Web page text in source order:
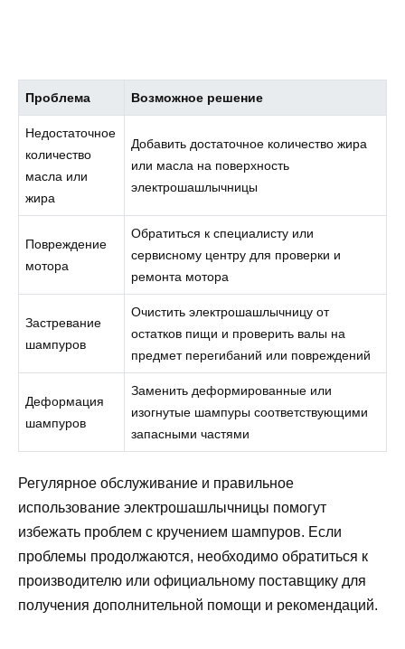
Проблема Возможное решение
Недостаточное
количество
масла или
жира
Добавить достаточное количество жира
или масла на поверхность
электрошашлычницы
Повреждение
мотора
Обратиться к специалисту или
сервисному центру для проверки и
ремонта мотора
Застревание
шампуров
Очистить электрошашлычницу от
остатков пищи и проверить валы на
предмет перегибаний или повреждений
Деформация
шампуров
Заменить деформированные или
изогнутые шампуры соответствующими
запасными частями
Регулярное обслуживание и правильное
использование электрошашлычницы помогут
избежать проблем с кручением шампуров. Если
проблемы продолжаются, необходимо обратиться к
производителю или официальному поставщику для
получения дополнительной помощи и рекомендаций.